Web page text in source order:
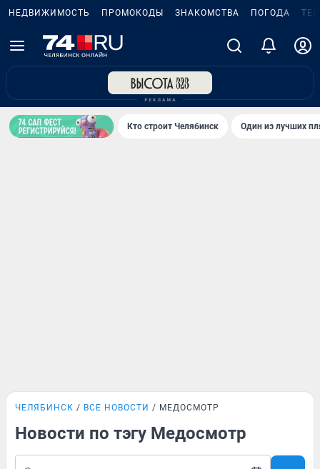
НЕДВИЖИМОСТЬ ПРОМОКОДЫ ЗНАКОМСТВА ПОГОДА
Кто строит Челябинск Один из лучших
ЧЕЛЯБИНСК ВСЕ НОВОСТИ МЕДОСМОТР
Новости по тэгу Медосмотр